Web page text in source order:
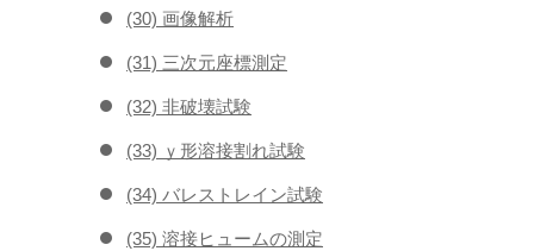
(30) 画像解析
(31) 三次元座標測定
(32) 非破壊試験
(33) ｙ形溶接割れ試験
(34) バレストレイン試験
(35) 溶接ヒュームの測定